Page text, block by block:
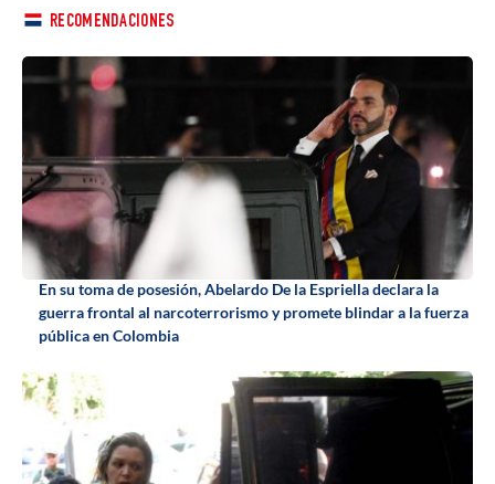
RECOMENDACIONES
En su toma de posesión, Abelardo De la Espriella declara la
guerra frontal al narcoterrorismo y promete blindar a la fuerza
pública en Colombia